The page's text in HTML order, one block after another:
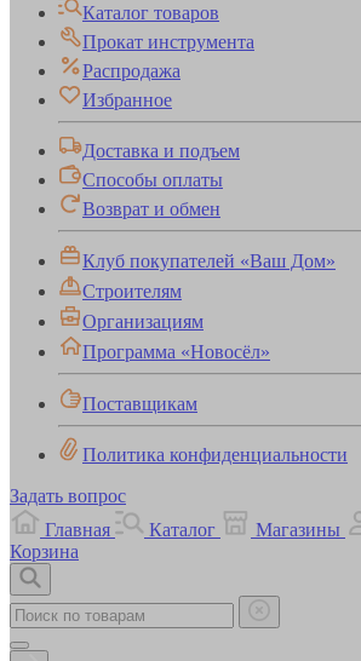
Каталог товаров
Прокат инструмента
Распродажа
Избранное
Доставка и подъем
Способы оплаты
Возврат и обмен
Клуб покупателей «Ваш Дом»
Строителям
Организациям
Программа «Новосёл»
Поставщикам
Политика конфиденциальности
Задать вопрос
Главная
Каталог Магазины
Корзина